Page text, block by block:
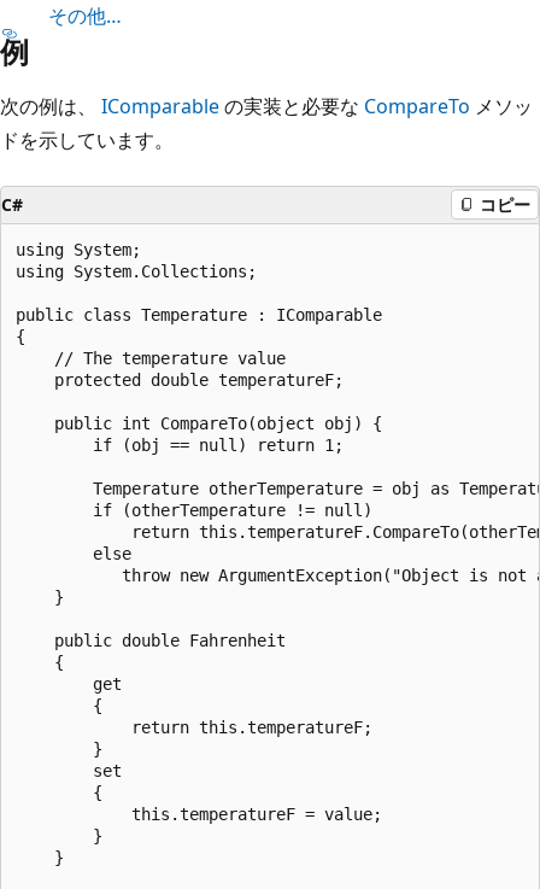
その他…
例
次の例は、 IComparableの実装と必要な CompareTo メソッ
ドを示しています。
C# コピー
using System;
using System.Collections;
public class Temperature : IComparable
{
    // The temperature value
    protected double temperatureF;
    public int CompareTo(object obj) {
        if (obj == null) return 1;
Temperature otherTemperature = obj as
        if (otherTemperature != null)
return
        else
throw new ArgumentException("Object is not
    }
    public double Fahrenheit
    {
        get
        {
            return this.temperatureF;
        }
        set
        {
            this.temperatureF = value;
        }
    }